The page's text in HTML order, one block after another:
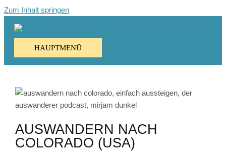
Zum Inhalt springen
HAUPTMENÜ
AUSWANDERN NACH
COLORADO (USA)